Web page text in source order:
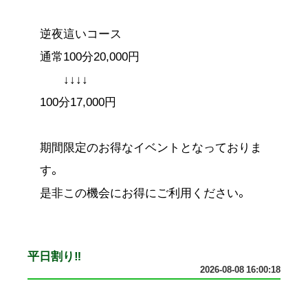
逆夜這いコース
通常100分20,000円
↓↓↓↓
100分17,000円
期間限定のお得なイベントとなっておりま
す。
是非この機会にお得にご利用ください。
平日割り‼
2026-08-08 16:00:18